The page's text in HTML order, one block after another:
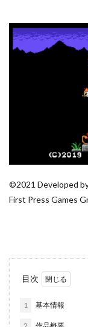
©2021 Developed
First Press Games
目次
1 基本情報